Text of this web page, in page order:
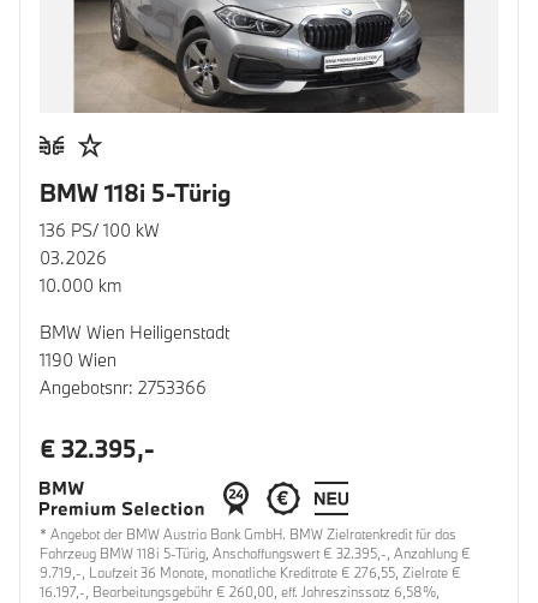
BMW 118i 5-Türig
136 PS/ 100 kW
03.2026
10.000 km
BMW Wien Heiligenstadt
1190 Wien
Angebotsnr: 2753366
€ 32.395,-
* Angebot der BMW Austria Bank GmbH. BMW Zielratenkredit für das
Fahrzeug BMW 118i 5-Türig, Anschaffungswert € 32.395,-, Anzahlung €
9.719,-, Laufzeit 36 Monate, monatliche Kreditrate € 276,55, Zielrate €
16.197,-, Bearbeitungsgebühr € 260,00, eff. Jahreszinssatz 6,58%,